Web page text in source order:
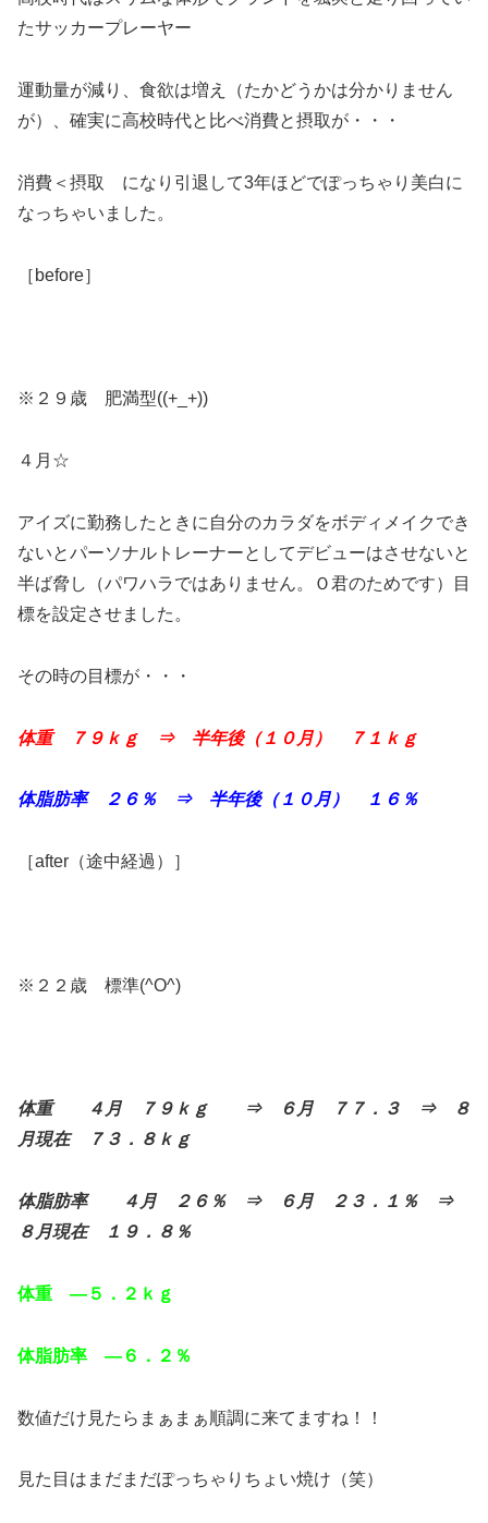
たサッカープレーヤー
運動量が減り、食欲は増え（たかどうかは分かりません
が）、確実に高校時代と比べ消費と摂取が・・・
消費＜摂取 になり引退して3年ほどでぽっちゃり美白に
なっちゃいました。
［before］
※２９歳 肥満型((+_+))
４月☆
アイズに勤務したときに自分のカラダをボディメイクでき
ないとパーソナルトレーナーとしてデビューはさせないと
半ば脅し（パワハラではありません。Ｏ君のためです）目
標を設定させました。
その時の目標が・・・
体重 ７９ｋｇ ⇒ 半年後（１０月） ７１ｋｇ
体脂肪率 ２６％ ⇒ 半年後（１０月） １６％
［after（途中経過）］
※２２歳 標準(^O^)
体重 ４月 ７９ｋｇ ⇒ ６月 ７７．３ ⇒ ８
月現在 ７３．８ｋｇ
体脂肪率 ４月 ２６％ ⇒ ６月 ２３．１％ ⇒
８月現在 １９．８％
体重 ―５．２ｋｇ
体脂肪率 ―６．２％
数値だけ見たらまぁまぁ順調に来てますね！！
見た目はまだまだぽっちゃりちょい焼け（笑）